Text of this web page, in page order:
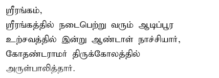
ஸ்ரீரங்கம்,
ஸ்ரீரங்கத்தில் நடைபெற்று வரும் ஆடிப்பூர
உற்சவத்தில் இன்று ஆண்டாள் நாச்சியார்,
கோதண்டராமர் திருக்கோலத்தில்
அருள்பாலித்தார்.